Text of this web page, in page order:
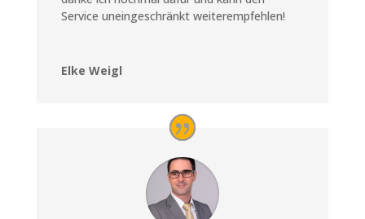
Service uneingeschränkt weiterempfehlen!
Elke Weigl